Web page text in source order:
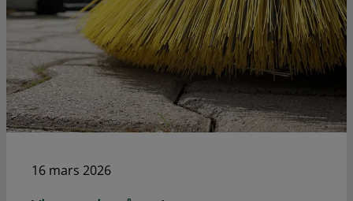
16 mars 2026